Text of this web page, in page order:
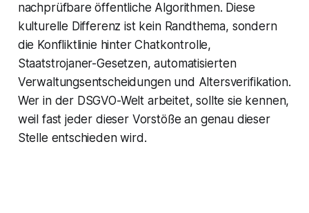
nachprüfbare öffentliche Algorithmen. Diese
kulturelle Differenz ist kein Randthema, sondern
die Konfliktlinie hinter Chatkontrolle,
Staatstrojaner-Gesetzen, automatisierten
Verwaltungsentscheidungen und Altersverifikation.
Wer in der DSGVO-Welt arbeitet, sollte sie kennen,
weil fast jeder dieser Vorstöße an genau dieser
Stelle entschieden wird.